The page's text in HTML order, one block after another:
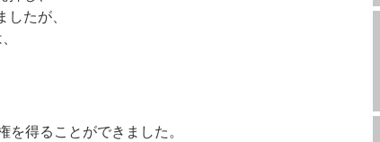
たが、
得ることができました。